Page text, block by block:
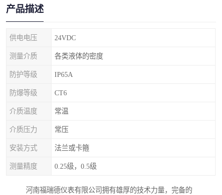
产品描述
供电电压 24VDC
测量介质 各类液体的密度
防护等级 IP65A
防爆等级 CT6
介质温度 常温
介质压力 常压
安装方式 法兰或卡箍
测量精度 0.25级，0.5级
河南福瑞德仪表有限公司拥有雄厚的技术力量，完备的